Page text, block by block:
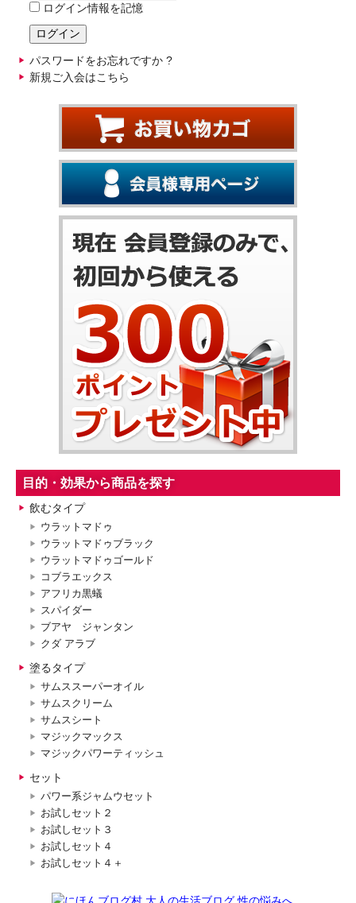
ログイン情報を記憶
パスワードをお忘れですか ?
新規ご入会はこちら
目的・効果から商品を探す
飲むタイプ
ウラットマドゥ
ウラットマドゥブラック
ウラットマドゥゴールド
コブラエックス
アフリカ黒蟻
スパイダー
ブアヤ ジャンタン
クダ アラブ
塗るタイプ
サムススーパーオイル
サムスクリーム
サムスシート
マジックマックス
マジックパワーティッシュ
セット
パワー系ジャムウセット
お試しセット２
お試しセット３
お試しセット４
お試しセット４＋